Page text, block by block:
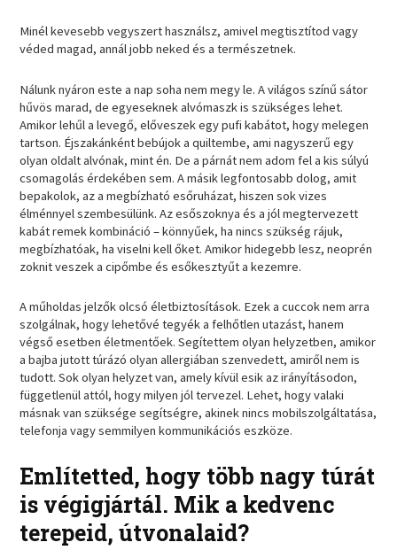
Minél kevesebb vegyszert használsz, amivel megtisztítod vagy
véded magad, annál jobb neked és a természetnek.
Nálunk nyáron este a nap soha nem megy le. A világos színű sátor
hűvös marad, de egyeseknek alvómaszk is szükséges lehet.
Amikor lehűl a levegő, előveszek egy pufi kabátot, hogy melegen
tartson. Éjszakánként bebújok a quiltembe, ami nagyszerű egy
olyan oldalt alvónak, mint én. De a párnát nem adom fel a kis súlyú
csomagolás érdekében sem. A másik legfontosabb dolog, amit
bepakolok, az a megbízható esőruházat, hiszen sok vizes
élménnyel szembesülünk. Az esőszoknya és a jól megtervezett
kabát remek kombináció – könnyűek, ha nincs szükség rájuk,
megbízhatóak, ha viselni kell őket. Amikor hidegebb lesz, neoprén
zoknit veszek a cipőmbe és esőkesztyűt a kezemre.
A műholdas jelzők olcsó életbiztosítások. Ezek a cuccok nem arra
szolgálnak, hogy lehetővé tegyék a felhőtlen utazást, hanem
végső esetben életmentőek. Segítettem olyan helyzetben, amikor
a bajba jutott túrázó olyan allergiában szenvedett, amiről nem is
tudott. Sok olyan helyzet van, amely kívül esik az irányításodon,
függetlenül attól, hogy milyen jól tervezel. Lehet, hogy valaki
másnak van szüksége segítségre, akinek nincs mobilszolgáltatása,
telefonja vagy semmilyen kommunikációs eszköze.
Említetted, hogy több nagy túrát
is végigjártál. Mik a kedvenc
terepeid, útvonalaid?